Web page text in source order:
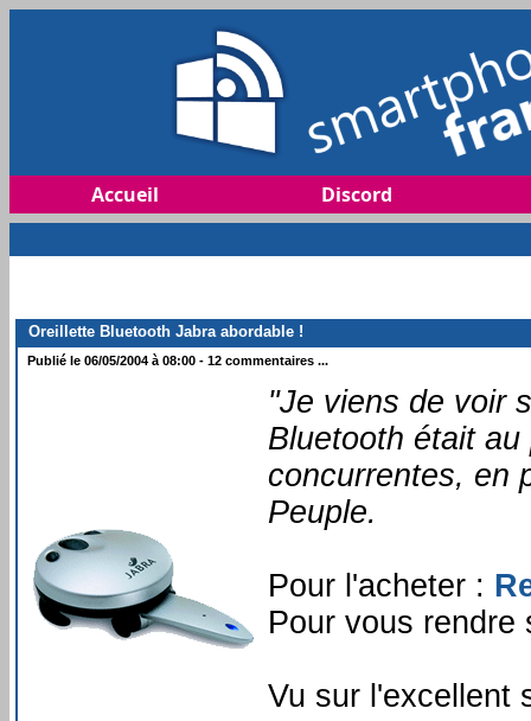
Accueil Discord
Oreillette Bluetooth Jabra abordable !
Publié le 06/05/2004 à 08:00 - 12 commentaires ...
"Je viens de voir
Bluetooth était
concurrentes, en
Peuple.
Pour l'acheter :
Pour vous
Vu sur l'excellent